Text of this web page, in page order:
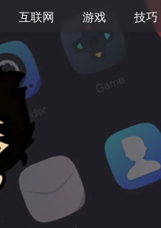
互联网 游戏 技巧